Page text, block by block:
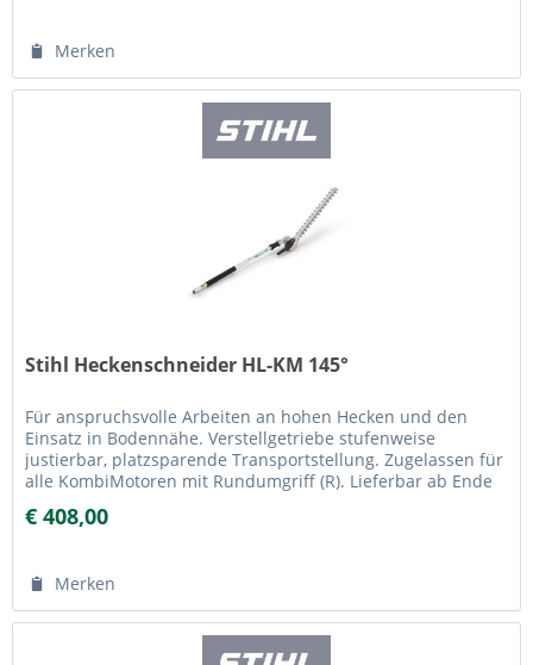
Merken
Stihl Heckenschneider HL-KM 145°
Für anspruchsvolle Arbeiten an hohen Hecken und den
Einsatz in Bodennähe. Verstellgetriebe stufenweise
justierbar, platzsparende Transportstellung. Zugelassen für
alle KombiMotoren mit Rundumgriff (R). Lieferbar ab Ende
€ 408,00
Merken